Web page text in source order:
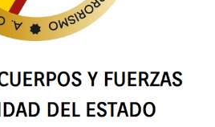
Terrorismo